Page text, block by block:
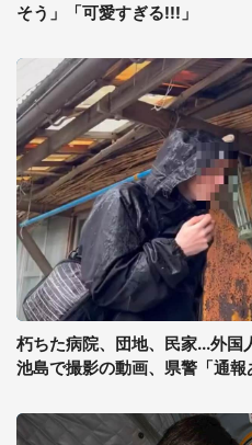
そう」「可愛すぎる!!!」
朽ちた病院、団地、民家...外国
池島で撮影の動画、県警「通報